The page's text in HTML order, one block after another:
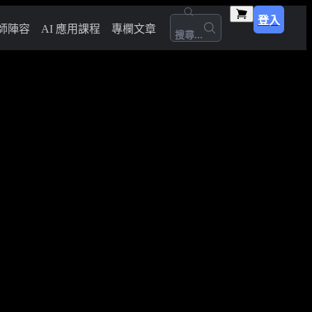
陣容 AI 應用課程 專欄文章 搜尋...
登入